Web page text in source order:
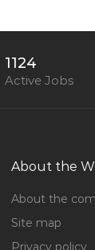
1124
Active Jobs
About the
About the
Site map
Privacy policy